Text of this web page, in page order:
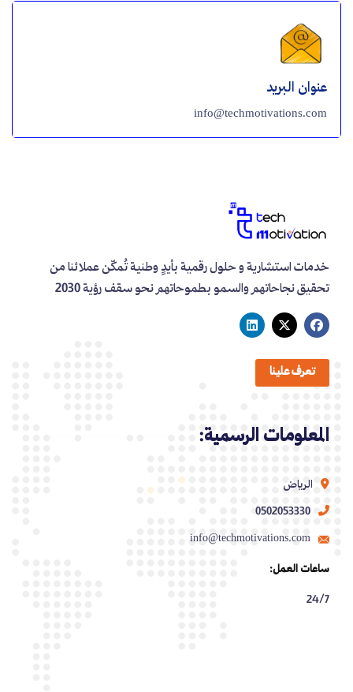
عنوان البريد
info@techmotivations.com
خدمات استشارية و حلول رقمية بأيدٍ وطنية تُمكّن عملائنا من
تحقيق نجاحاتهم والسمو بطموحاتهم نحو سقف رؤية 2030
تعرف علينا
المعلومات الرسمية:
الرياض
0502053330
info@techmotivations.com
ساعات العمل:
24/7